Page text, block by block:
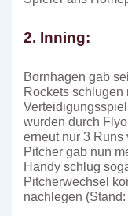
2. Inning:
Bornhagen gab
Rockets schlugen
wurden durch
erneut nur 3 Runs
Pitcher gab nun
Handy schlug
Pitcherwechsel
nachlegen (Stand: